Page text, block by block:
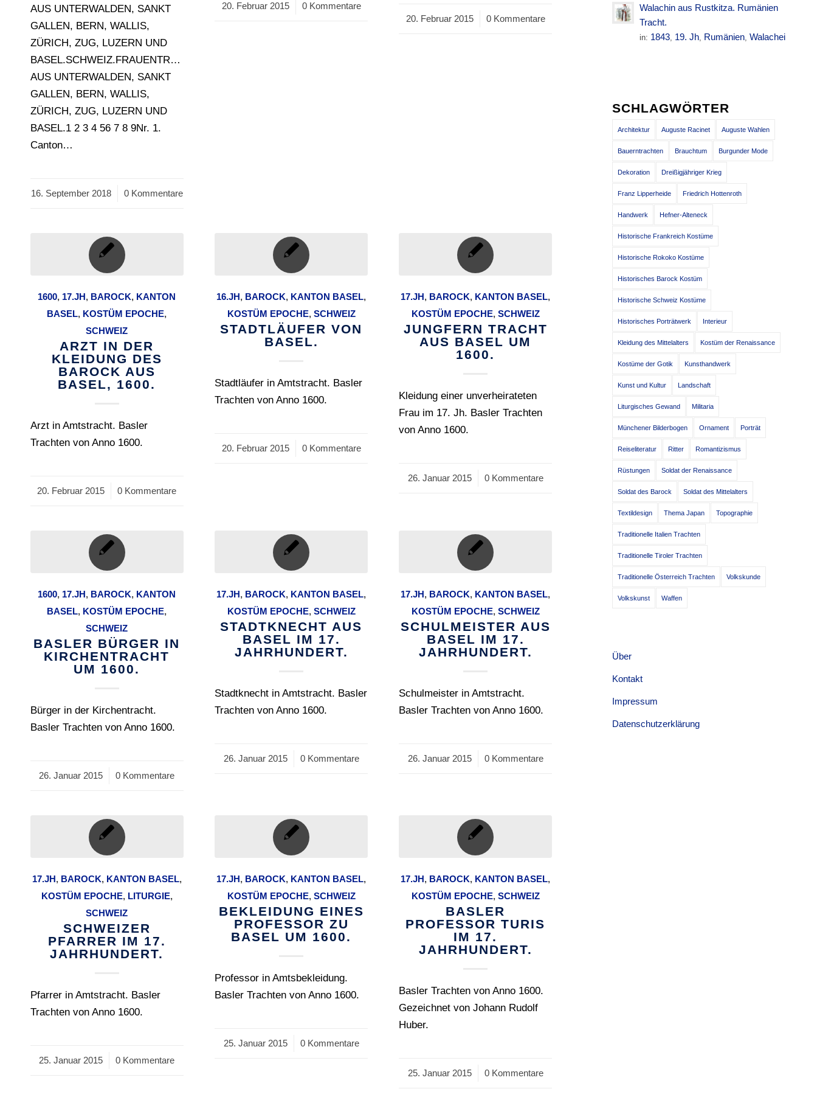
AUS UNTERWALDEN, SANKT
GALLEN, BERN, WALLIS,
ZÜRICH, ZUG, LUZERN UND
BASEL.SCHWEIZ.FRAUENTRACHTEN
AUS UNTERWALDEN, SANKT
GALLEN, BERN, WALLIS,
ZÜRICH, ZUG, LUZERN UND
BASEL.1 2 3 4 56 7 8 9Nr. 1.
Canton…
16. September 2018
/ 0 Kommentare
20. Februar 2015
/ 0 Kommentare
20. Februar 2015
/ 0 Kommentare
1600, 17.JH, BAROCK, KANTON
BASEL, KOSTÜM EPOCHE,
SCHWEIZ
ARZT IN DER
KLEIDUNG DES
BAROCK AUS
BASEL, 1600.
Arzt in Amtstracht. Basler
Trachten von Anno 1600.
20. Februar 2015
/ 0 Kommentare
16.JH, BAROCK, KANTON BASEL,
KOSTÜM EPOCHE, SCHWEIZ
STADTLÄUFER VON
BASEL.
Stadtläufer in Amtstracht. Basler
Trachten von Anno 1600.
20. Februar 2015
/ 0 Kommentare
17.JH, BAROCK, KANTON BASEL,
KOSTÜM EPOCHE, SCHWEIZ
JUNGFERN TRACHT
AUS BASEL UM
1600.
Kleidung einer unverheirateten
Frau im 17. Jh. Basler Trachten
von Anno 1600.
26. Januar 2015
/ 0 Kommentare
1600, 17.JH, BAROCK, KANTON
BASEL, KOSTÜM EPOCHE,
SCHWEIZ
BASLER BÜRGER IN
KIRCHENTRACHT
UM 1600.
Bürger in der Kirchentracht.
Basler Trachten von Anno 1600.
26. Januar 2015
/ 0 Kommentare
17.JH, BAROCK, KANTON BASEL,
KOSTÜM EPOCHE, SCHWEIZ
STADTKNECHT AUS
BASEL IM 17.
JAHRHUNDERT.
Stadtknecht in Amtstracht. Basler
Trachten von Anno 1600.
26. Januar 2015
/ 0 Kommentare
17.JH, BAROCK, KANTON BASEL,
KOSTÜM EPOCHE, SCHWEIZ
SCHULMEISTER AUS
BASEL IM 17.
JAHRHUNDERT.
Schulmeister in Amtstracht.
Basler Trachten von Anno 1600.
26. Januar 2015
/ 0 Kommentare
17.JH, BAROCK, KANTON BASEL,
KOSTÜM EPOCHE, LITURGIE,
SCHWEIZ
SCHWEIZER
PFARRER IM 17.
JAHRHUNDERT.
Pfarrer in Amtstracht. Basler
Trachten von Anno 1600.
25. Januar 2015
/ 0 Kommentare
17.JH, BAROCK, KANTON BASEL,
KOSTÜM EPOCHE, SCHWEIZ
BEKLEIDUNG EINES
PROFESSOR ZU
BASEL UM 1600.
Professor in Amtsbekleidung.
Basler Trachten von Anno 1600.
25. Januar 2015
/ 0 Kommentare
17.JH, BAROCK, KANTON BASEL,
KOSTÜM EPOCHE, SCHWEIZ
BASLER
PROFESSOR TURIS
IM 17.
JAHRHUNDERT.
Basler Trachten von Anno 1600.
Gezeichnet von Johann Rudolf
Huber.
25. Januar 2015
/ 0 Kommentare
Walachin aus Rustkitza. Rumänien
Tracht.
in: 1843, 19. Jh, Rumänien,Walachei
SCHLAGWÖRTER
Architektur Auguste Racinet Auguste Wahlen
Bauerntrachten Brauchtum Burgunder Mode
Dekoration Dreißigjähriger Krieg
Franz Lipperheide Friedrich Hottenroth
Handwerk Hefner-Alteneck
Historische Frankreich Kostüme
Historische Rokoko Kostüme
Historisches Barock Kostüm
Historische Schweiz Kostüme
Historisches Porträtwerk Interieur
Kleidung des Mittelalters Kostüm der Renaissance
Kostüme der Gotik Kunsthandwerk
Kunst und Kultur Landschaft
Liturgisches Gewand Militaria
Münchener Bilderbogen Ornament Porträt
Reiseliteratur Ritter Romantizismus
Rüstungen Soldat der Renaissance
Soldat des Barock Soldat des Mittelalters
Textildesign Thema Japan Topographie
Traditionelle Italien Trachten
Traditionelle Tiroler Trachten
Traditionelle Österreich Trachten Volkskunde
Volkskunst Waffen
Über
Kontakt
Impressum
Datenschutzerklärung